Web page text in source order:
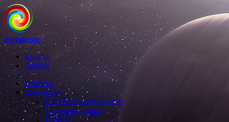
astropampa
Español
English
Artículos
Efemérides
Efemérides Astrológicas
Calendario Lunar
Eclipses